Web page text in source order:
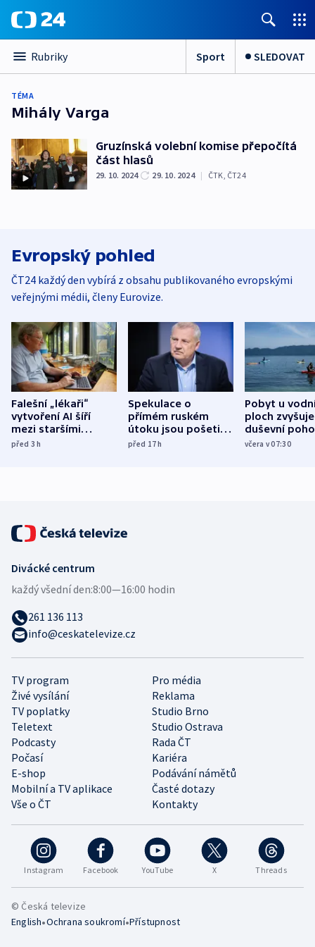
Rubriky Sport SLEDOVAT
TÉMA
Mihály Varga
Gruzínská volební komise přepočítá
část hlasů
29. 10. 2024 29. 10. 2024 | ČTK, ČT24
Evropský pohled
ČT24 každý den vybírá z obsahu publikovaného evropskými
veřejnými médii, členy Eurovize.
Falešní „lékaři“
vytvoření AI šíří
mezi staršími
Poláky nebezpečné
před 3h
Spekulace o
přímém ruském
útoku jsou pošetilé,
míní estonský
před 17h
Pobyt u
ploch zvyšuje
duševní
ukázala
včera v 07:30
Instagram Facebook YouTube X Threads
TV program
Pro média
Živé vysílání
Reklama
TV poplatky
Studio Brno
Teletext
Studio Ostrava
Podcasty
Rada ČT
Počasí
Kariéra
E-shop
Podávání námětů
Mobilní a TV aplikace
Časté dotazy
Vše o ČT
Kontakty
Divácké centrum
každý všední den:8:00—16:00 hodin
261 136 113
info@ceskatelevize.cz
© Česká televize
English•Ochrana soukromí•Přístupnost